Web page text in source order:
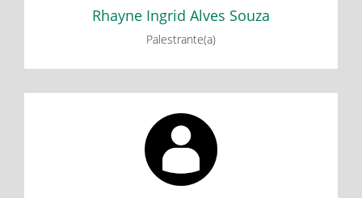
Rhayne Ingrid Alves Souza
Palestrante(a)
Rikelly Karen Teixeira dos Santos
Minicurso: Dispositivos de contagem do tempo: Algumas
histórias e experimentações - Parte 1
Minicurso: Dispositivos de contagem do tempo: Algumas
histórias e experimentações - Parte 2